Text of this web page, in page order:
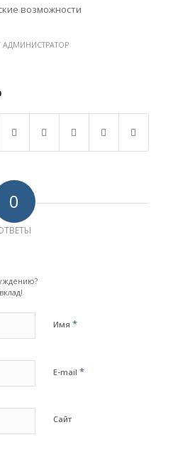
возможности
АДМИНИСТРАТОР
0
Имя *
E-mail *
Сайт